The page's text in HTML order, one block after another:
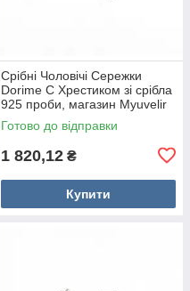
Срібні Чоловічі Сережки
Dorime C Хрестиком зі срібла
925 проби, магазин Myuvelir
Готово до відправки
1 820,12 ₴
Купити